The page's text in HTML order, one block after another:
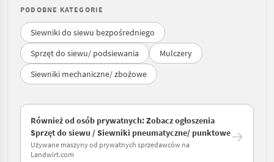
PODOBNE KATEGORIE
Siewniki do siewu bezpośredniego
Sprzęt do siewu/ podsiewania
Mulczery
Siewniki mechaniczne/ zbożowe
Również od osób prywatnych: Zobacz ogłoszenia
Sprzęt do siewu / Siewniki pneumatyczne/ punktowe
Używane maszyny od prywatnych sprzedawców na
Landwirt.com